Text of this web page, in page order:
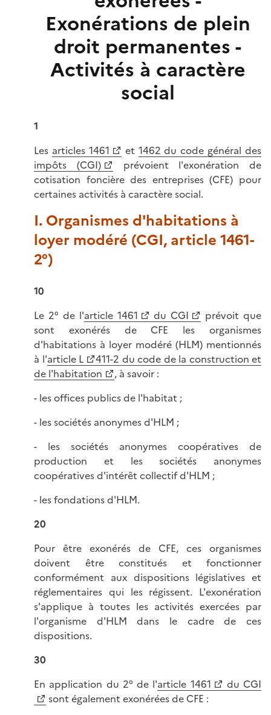
Exonérations de plein
droit permanentes -
Activités à caractère
social
1
Les articles 1461 et 1462 du code général des
impôts (CGI)
prévoient l'exonération de
cotisation foncière des entreprises (CFE) pour
certaines activités à caractère social.
I. Organismes d'habitations à
loyer modéré (CGI, article 1461-
2°)
10
Le 2° de l'article 1461 du CGI
prévoit que
sont exonérés de CFE les organismes
d'habitations à loyer modéré (HLM) mentionnés
à l'article L
411-2 du code de la construction et
de l'habitation
, à savoir :
- les offices publics de l'habitat ;
- les sociétés anonymes d'HLM ;
- les sociétés anonymes coopératives de
production et les sociétés anonymes
coopératives d'intérêt collectif d'HLM ;
- les fondations d'HLM.
20
Pour être exonérés de CFE, ces organismes
doivent être constitués et fonctionner
conformément aux dispositions législatives et
réglementaires qui les régissent. L'exonération
s'applique à toutes les activités exercées par
l'organisme d'HLM dans le cadre de ces
dispositions.
30
En application du 2° de l'article 1461
du CGI
sont également exonérées de CFE :